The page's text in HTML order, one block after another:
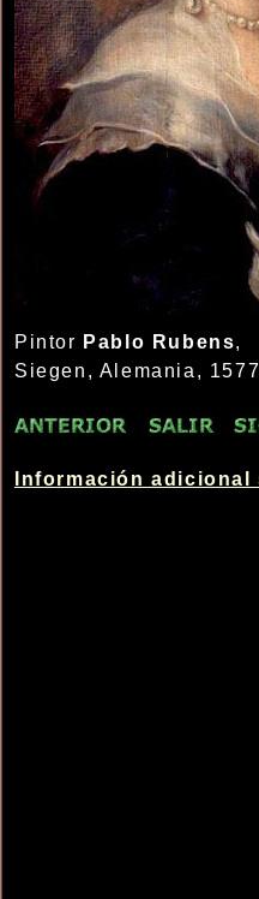
Pintor Pablo Rubens,
Siegen, Alemania,
Información adicional